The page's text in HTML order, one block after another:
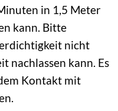
in 1,5 Meter
kann. Bitte
nicht
nachlassen kann. Es
Kontakt mit